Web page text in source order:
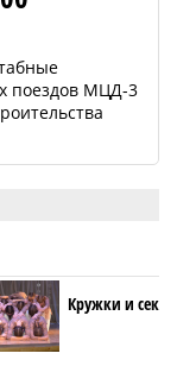
поездов МЦД-3
Кружки и